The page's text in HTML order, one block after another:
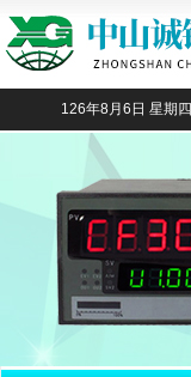
126年8月6日 星期四